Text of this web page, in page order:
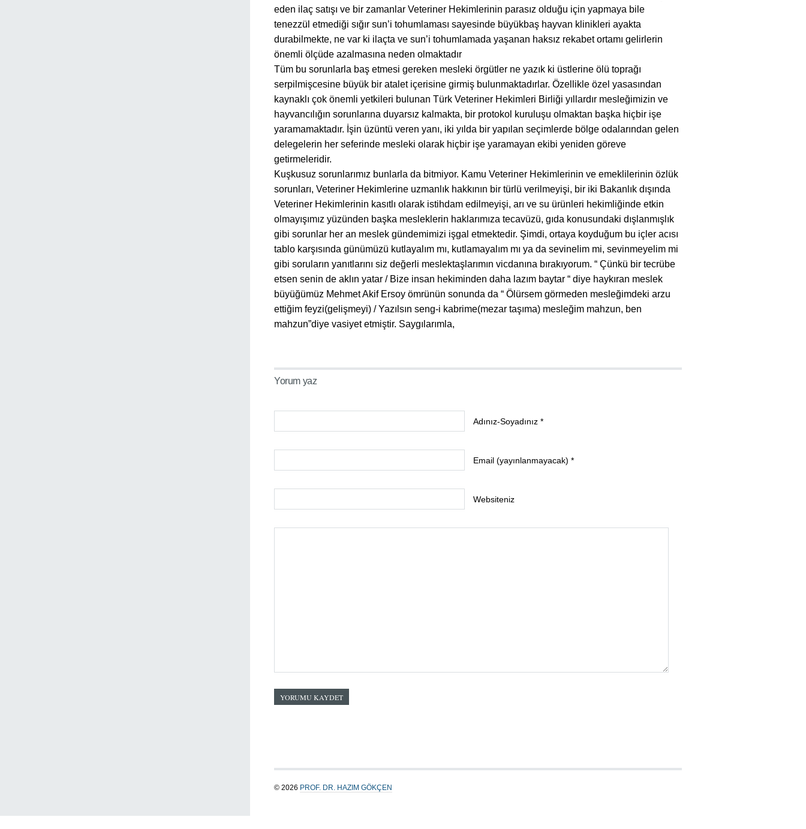
eden ilaç satışı ve bir zamanlar Veteriner Hekimlerinin parasız olduğu için yapmaya bile
tenezzül etmediği sığır sun’i tohumlaması sayesinde büyükbaş hayvan klinikleri ayakta
durabilmekte, ne var ki ilaçta ve sun’i tohumlamada yaşanan haksız rekabet ortamı gelirlerin
önemli ölçüde azalmasına neden olmaktadır
Tüm bu sorunlarla baş etmesi gereken mesleki örgütler ne yazık ki üstlerine ölü toprağı
serpilmişcesine büyük bir atalet içerisine girmiş bulunmaktadırlar. Özellikle özel yasasından
kaynaklı çok önemli yetkileri bulunan Türk Veteriner Hekimleri Birliği yıllardır mesleğimizin ve
hayvancılığın sorunlarına duyarsız kalmakta, bir protokol kuruluşu olmaktan başka hiçbir işe
yaramamaktadır. İşin üzüntü veren yanı, iki yılda bir yapılan seçimlerde bölge odalarından gelen
delegelerin her seferinde mesleki olarak hiçbir işe yaramayan ekibi yeniden göreve
getirmeleridir.
Kuşkusuz sorunlarımız bunlarla da bitmiyor. Kamu Veteriner Hekimlerinin ve emeklilerinin özlük
sorunları, Veteriner Hekimlerine uzmanlık hakkının bir türlü verilmeyişi, bir iki Bakanlık dışında
Veteriner Hekimlerinin kasıtlı olarak istihdam edilmeyişi, arı ve su ürünleri hekimliğinde etkin
olmayışımız yüzünden başka mesleklerin haklarımıza tecavüzü, gıda konusundaki dışlanmışlık
gibi sorunlar her an meslek gündemimizi işgal etmektedir. Şimdi, ortaya koyduğum bu içler acısı
tablo karşısında günümüzü kutlayalım mı, kutlamayalım mı ya da sevinelim mi, sevinmeyelim mi
gibi soruların yanıtlarını siz değerli meslektaşlarımın vicdanına bırakıyorum. “ Çünkü bir tecrübe
etsen senin de aklın yatar / Bize insan hekiminden daha lazım baytar “ diye haykıran meslek
büyüğümüz Mehmet Akif Ersoy ömrünün sonunda da “ Ölürsem görmeden mesleğimdeki arzu
ettiğim feyzi(gelişmeyi) / Yazılsın seng-i kabrime(mezar taşıma) mesleğim mahzun, ben
mahzun”diye vasiyet etmiştir. Saygılarımla,
Yorum yaz
Adınız-Soyadınız *
Email (yayınlanmayacak) *
Websiteniz
© 2026 PROF. DR. HAZIM GÖKÇEN